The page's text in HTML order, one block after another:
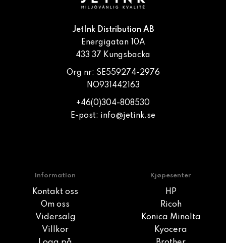
JetInk Distribution AB
Energigatan 10A
433 37 Kungsbacka
Org nr: SE559274-2976
NO931442163
+46(0)304-808530
E-post: info@jetink.se
Information
Kontakt oss
Om oss
Vidersalg
Villkor
Kjøpesenter
HP
Ricoh
Konica Minolta
Kyocera